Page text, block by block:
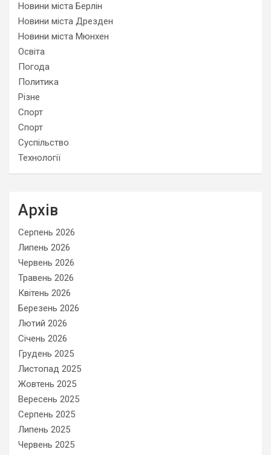
Новини міста Берлін
Новини міста Дрезден
Новини міста Мюнхен
Освіта
Погода
Политика
Різне
Спорт
Спорт
Суспільство
Технології
Архів
Серпень 2026
Липень 2026
Червень 2026
Травень 2026
Квітень 2026
Березень 2026
Лютий 2026
Січень 2026
Грудень 2025
Листопад 2025
Жовтень 2025
Вересень 2025
Серпень 2025
Липень 2025
Червень 2025